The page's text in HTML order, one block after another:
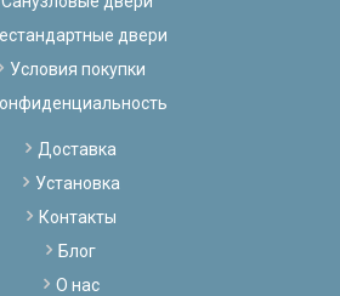
двери
Условия покупки
Доставка
Установка
Контакты
Блог
О нас